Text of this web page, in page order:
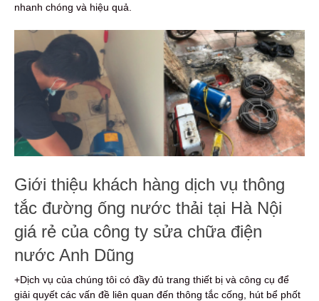
nhanh chóng và hiệu quả.
Giới thiệu khách hàng dịch vụ thông
tắc đường ống nước thải tại Hà Nội
giá rẻ của công ty sửa chữa điện
nước Anh Dũng
+Dịch vụ của chúng tôi có đầy đủ trang thiết bị và công cụ để
giải quyết các vấn đề liên quan đến thông tắc cống, hút bể phốt